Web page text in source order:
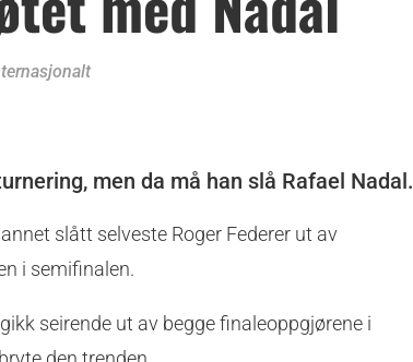
men da må han slå Rafael Nadal.
slått selveste Roger Federer ut av
i semifinalen.
seirende ut av begge finaleoppgjørene i